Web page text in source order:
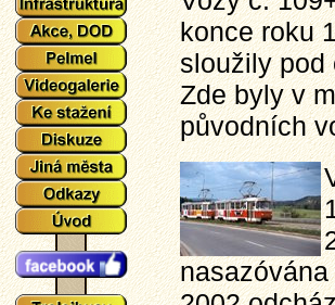
konce roku
sloužily pod
Zde byly v
původních